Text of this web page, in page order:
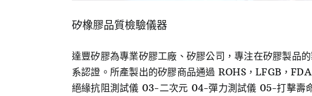
矽橡膠品質檢驗儀器
達豐矽膠為專業矽膠工廠、矽膠公司，專注在矽膠製品
系認證。所產製出的矽膠商品通過 ROHS，LFGB，
絕緣抗阻測試儀 03-二次元 04-彈力測試儀 05-打擊壽